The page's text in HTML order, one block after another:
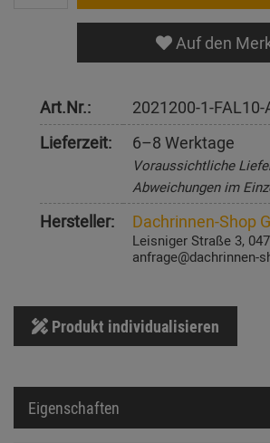
Auf den
Art.Nr.:
2021200-1-FAL10-
Lieferzeit:
6–8 Werktage
Voraussichtliche
Abweichungen im
Hersteller: Dachrinnen-Shop
Leisniger Straße 3,
anfrage@dachrinnen-
Produkt individualisieren
Eigenschaften